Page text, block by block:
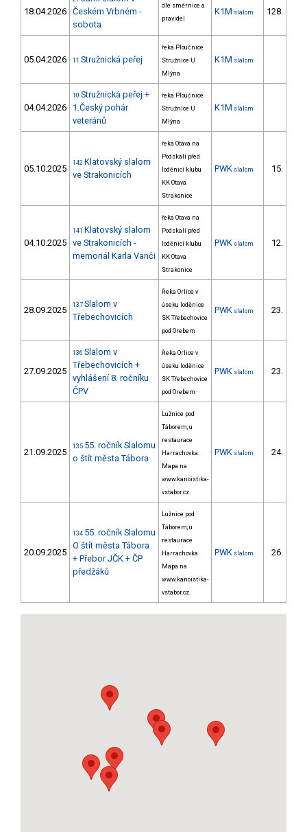
18.04.2026 Českém Vrbném -
sobota
dle směrnice a
pravidel
K1M slalom 128.
05.04.2026 11 Stružnická peřej
řeka Ploučnice
Stružnice U
Mlýna
K1M slalom
04.04.2026
10 Stružnická peřej +
1.Český pohár
veteránů
řeka Ploučnice
Stružnice U
Mlýna
K1M slalom
05.10.2025
142 Klatovský slalom
ve Strakonicích
řeka Otava na
Podskalí před
loděnicí klubu
KK Otava
Strakonice
PWK slalom 15.
04.10.2025
141 Klatovský slalom
ve Strakonicích -
memoriál Karla Vanči
řeka Otava na
Podskalí před
loděnicí klubu
KK Otava
Strakonice
PWK slalom 12.
28.09.2025 137 Slalom v
Třebechovicích
Řeka Orlice v
úseku loděnice
SK Třebechovice
pod Orebem
PWK slalom 23.
27.09.2025
136 Slalom v
Třebechovicích +
vyhlášení 8. ročníku
ČPV
Řeka Orlice v
úseku loděnice
SK Třebechovice
pod Orebem
PWK slalom 23.
21.09.2025
135 55. ročník Slalomu
o štít města Tábora
Lužnice pod
Táborem, u
restaurace
Harrachovka.
Mapa na
www.kanoistika-
vstabor.cz.
PWK slalom 24.
20.09.2025
134 55. ročník Slalomu
O štít města Tábora
+ Přebor JČK + ČP
předžáků
Lužnice pod
Táborem, u
restaurace
Harrachovka.
Mapa na
www.kanoistika-
vstabor.cz.
PWK slalom 26.